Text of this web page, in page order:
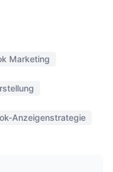
Marketing
Anzeigenstrategie